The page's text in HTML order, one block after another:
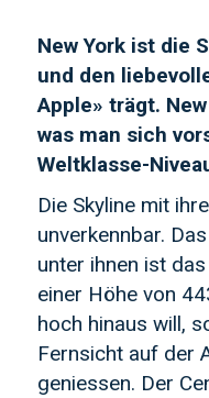
New York ist die
und den
Apple» trägt.
was man sich
Weltklasse-
Die Skyline mit
unverkennbar.
unter ihnen ist
einer Höhe von
hoch hinaus will,
Fernsicht auf der
geniessen. Der